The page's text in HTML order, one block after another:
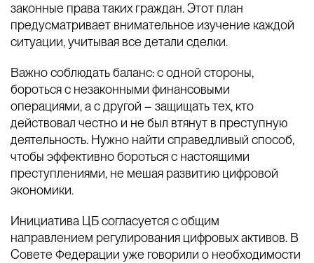
законные права таких граждан. Этот план
предусматривает внимательное изучение каждой
ситуации, учитывая все детали сделки.
Важно соблюдать баланс: с одной стороны,
бороться с незаконными финансовыми
операциями, а с другой – защищать тех, кто
действовал честно и не был втянут в преступную
деятельность. Нужно найти справедливый способ,
чтобы эффективно бороться с настоящими
преступлениями, не мешая развитию цифровой
экономики.
Инициатива ЦБ согласуется с общим
направлением регулирования цифровых активов. В
Совете Федерации уже говорили о необходимости